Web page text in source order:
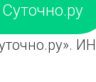
Суточно.ру